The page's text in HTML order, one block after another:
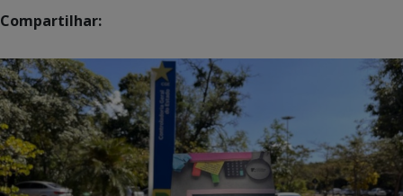
Compartilhar: